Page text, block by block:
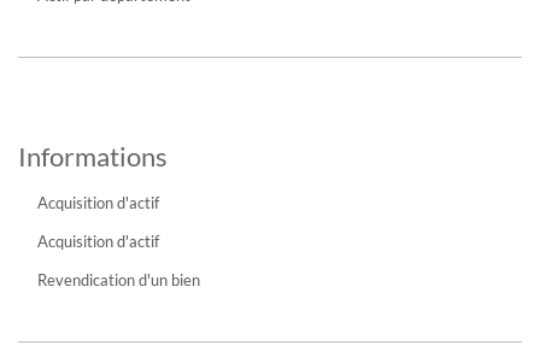
Informations
Acquisition d'actif
Acquisition d'actif
Revendication d'un bien